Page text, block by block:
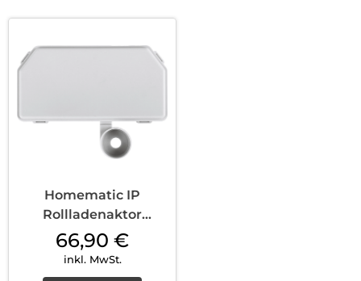
Homematic IP
Rollladenaktor
Unterputz Weiß
66,90 €
inkl. MwSt.